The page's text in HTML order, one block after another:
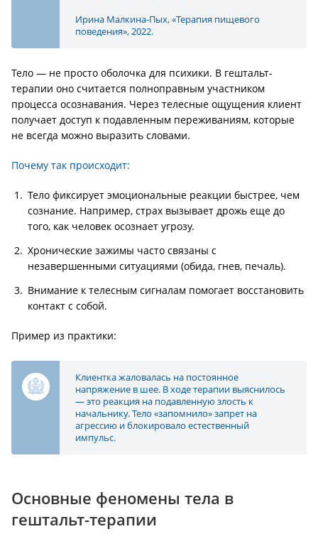
Ирина Малкина-Пых, «Терапия пищевого
поведения», 2022.
Тело — не просто оболочка для психики. В гештальт-
терапии оно считается полноправным участником
процесса осознавания. Через телесные ощущения клиент
получает доступ к подавленным переживаниям, которые
не всегда можно выразить словами.
Почему так происходит:
Тело фиксирует эмоциональные реакции быстрее, чем
сознание. Например, страх вызывает дрожь еще до
того, как человек осознает угрозу.
Хронические зажимы часто связаны с
незавершенными ситуациями (обида, гнев, печаль).
Внимание к телесным сигналам помогает восстановить
контакт с собой.
Пример из практики:
Клиентка жаловалась на постоянное
напряжение в шее. В ходе терапии выяснилось
— это реакция на подавленную злость к
начальнику. Тело «запомнило» запрет на
агрессию и блокировало естественный
импульс.
Основные феномены тела в
гештальт-терапии